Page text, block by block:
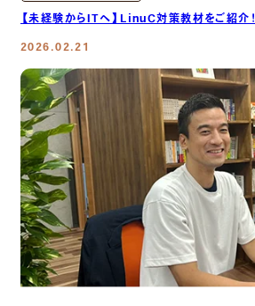
【未経験からITへ】LinuC対策教材をご紹介！
2026.02.21